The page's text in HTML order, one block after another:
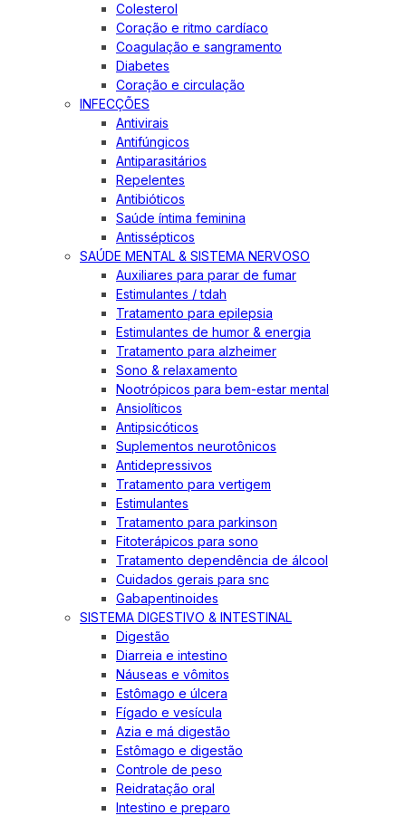
Colesterol
Coração e ritmo cardíaco
Coagulação e sangramento
Diabetes
Coração e circulação
INFECÇÕES
Antivirais
Antifúngicos
Antiparasitários
Repelentes
Antibióticos
Saúde íntima feminina
Antissépticos
SAÚDE MENTAL & SISTEMA NERVOSO
Auxiliares para parar de fumar
Estimulantes / tdah
Tratamento para epilepsia
Estimulantes de humor & energia
Tratamento para alzheimer
Sono & relaxamento
Nootrópicos para bem-estar mental
Ansiolíticos
Antipsicóticos
Suplementos neurotônicos
Antidepressivos
Tratamento para vertigem
Estimulantes
Tratamento para parkinson
Fitoterápicos para sono
Tratamento dependência de álcool
Cuidados gerais para snc
Gabapentinoides
SISTEMA DIGESTIVO & INTESTINAL
Digestão
Diarreia e intestino
Náuseas e vômitos
Estômago e úlcera
Fígado e vesícula
Azia e má digestão
Estômago e digestão
Controle de peso
Reidratação oral
Intestino e preparo